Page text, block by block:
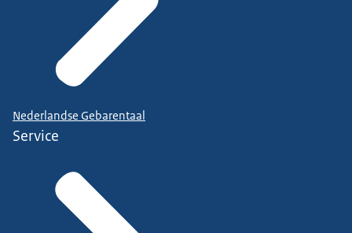
Nederlandse Gebarentaal
Service